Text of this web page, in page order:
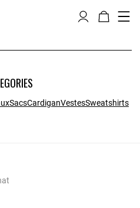
SacsCardiganVestesSweatshirts